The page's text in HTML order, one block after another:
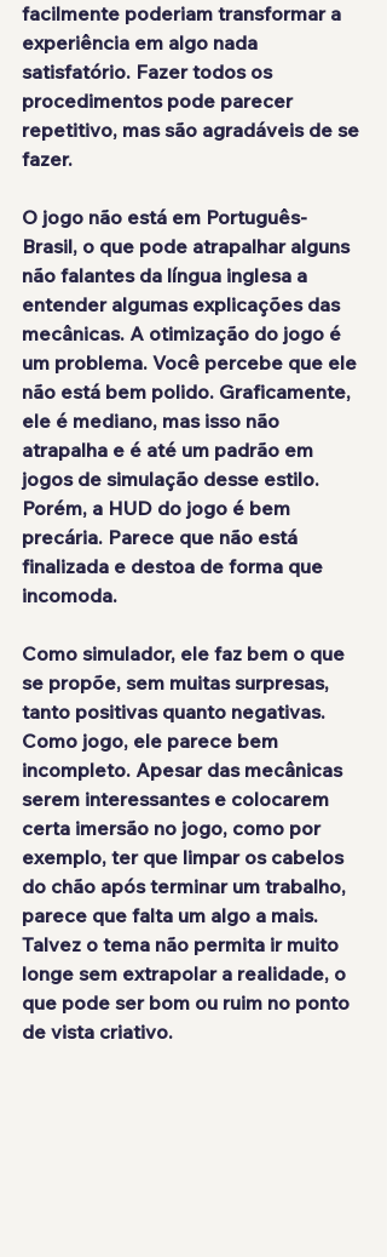
facilmente poderiam transformar a
experiência em algo nada
satisfatório. Fazer todos os
procedimentos pode parecer
repetitivo, mas são agradáveis de se
fazer.
O jogo não está em Português-
Brasil, o que pode atrapalhar alguns
não falantes da língua inglesa a
entender algumas explicações das
mecânicas. A otimização do jogo é
um problema. Você percebe que ele
não está bem polido. Graficamente,
ele é mediano, mas isso não
atrapalha e é até um padrão em
jogos de simulação desse estilo.
Porém, a HUD do jogo é bem
precária. Parece que não está
finalizada e destoa de forma que
incomoda.
Como simulador, ele faz bem o que
se propõe, sem muitas surpresas,
tanto positivas quanto negativas.
Como jogo, ele parece bem
incompleto. Apesar das mecânicas
serem interessantes e colocarem
certa imersão no jogo, como por
exemplo, ter que limpar os cabelos
do chão após terminar um trabalho,
parece que falta um algo a mais.
Talvez o tema não permita ir muito
longe sem extrapolar a realidade, o
que pode ser bom ou ruim no ponto
de vista criativo.